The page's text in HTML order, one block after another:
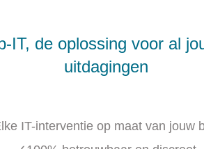
IT, de oplossing voor al
uitdagingen
IT-interventie op maat van jouw